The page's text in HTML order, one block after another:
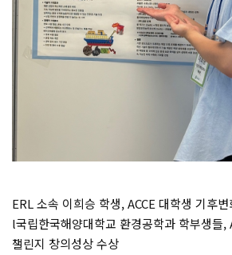
ERL 소속 이희승 학생, ACCE 대학생 기후
l국립한국해양대학교 환경공학과 학부생들,
챌린지 창의성상 수상